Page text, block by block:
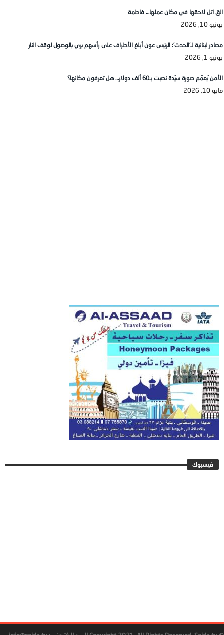
الق اتل لاحقها في مكان عملها… فاطمة
يونيو 10, 2026
مصادر لبنانية لـ’الحدث’: الرئيس عون أبلغ الأطراف على رأسهم بري بالوصول لوقف النار
يونيو 1, 2026
الأمن يُعمّم صورة سيّدة نصبت بـ60 ألف دولار… هل تعرفون مكانها؟
مايو 10, 2026
فيسبوك